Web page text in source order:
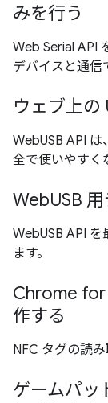
みを行う
Web Serial API
デバイスと通信
ウェブ上の
WebUSB API
全で使いやすく
WebUSB
WebUSB API
ます。
Chrome for
作する
NFC タグの読
ゲームパッ